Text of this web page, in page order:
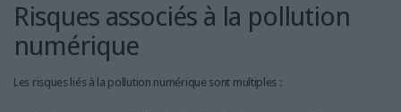
Risques associés à la pollution
numérique
Les risques liés à la pollution numérique sont multiples :